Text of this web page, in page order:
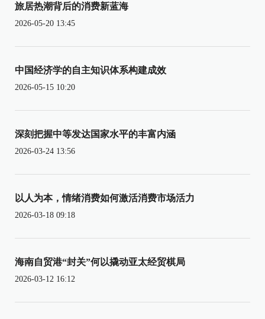
旅居热潮背后的消费新蓝海
2026-05-20 13:45
中国经济学的自主知识体系构建成效
2026-05-15 10:20
深刻把握中等发达国家水平的丰富内涵
2026-03-24 13:56
以人为本，情绪消费如何激活消费市场活力
2026-03-18 09:18
海南自贸港“封关”何以撬动亚太经贸棋局
2026-03-12 16:12